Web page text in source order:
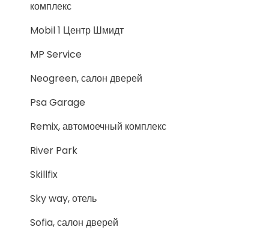
комплекс
Mobil 1 Центр Шмидт
MP Service
Neogreen, салон дверей
Psa Garage
Remix, автомоечный комплекс
River Park
Skillfix
Sky way, отель
Sofia, салон дверей